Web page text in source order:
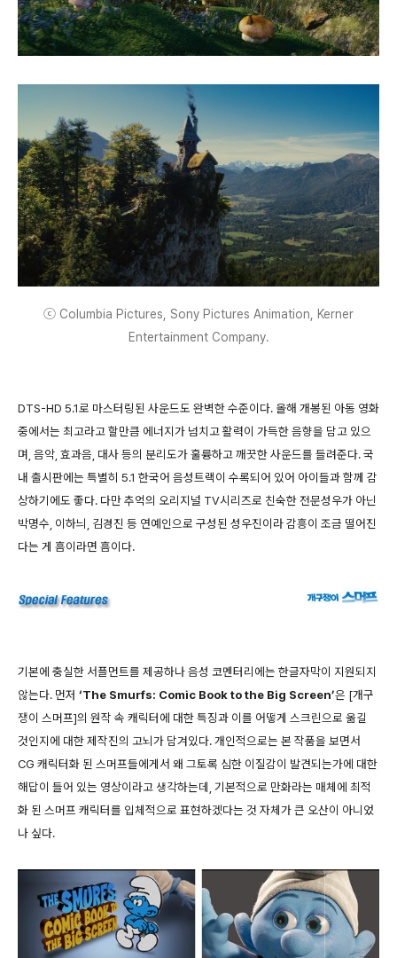
ⓒ Columbia Pictures, Sony Pictures Animation, Kerner
Entertainment Company.
DTS-HD 5.1로 마스터링된 사운드도 완벽한 수준이다. 올해 개봉된 아동 영화
중에서는 최고라고 할만큼 에너지가 넘치고 활력이 가득한 음향을 담고 있으
며, 음악, 효과음, 대사 등의 분리도가 훌륭하고 깨끗한 사운드를 들려준다. 국
내 출시판에는 특별히 5.1 한국어 음성트랙이 수록되어 있어 아이들과 함께 감
상하기에도 좋다. 다만 추억의 오리지널 TV시리즈로 친숙한 전문성우가 아닌
박명수, 이하늬, 김경진 등 연예인으로 구성된 성우진이라 감흥이 조금 떨어진
다는 게 흠이라면 흠이다.
기본에 충실한 서플먼트를 제공하나 음성 코멘터리에는 한글자막이 지원되지
않는다. 먼저 ‘The Smurfs: Comic Book to the Big Screen’은 [개구
쟁이 스머프]의 원작 속 캐릭터에 대한 특징과 이를 어떻게 스크린으로 옮길
것인지에 대한 제작진의 고뇌가 담겨있다. 개인적으로는 본 작품을 보면서
CG 캐릭터화 된 스머프들에게서 왜 그토록 심한 이질감이 발견되는가에 대한
해답이 들어 있는 영상이라고 생각하는데, 기본적으로 만화라는 매체에 최적
화 된 스머프 캐릭터를 입체적으로 표현하겠다는 것 자체가 큰 오산이 아니었
나 싶다.